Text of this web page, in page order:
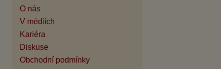
O nás
V médiích
Kariéra
Diskuse
Obchodní podmínky